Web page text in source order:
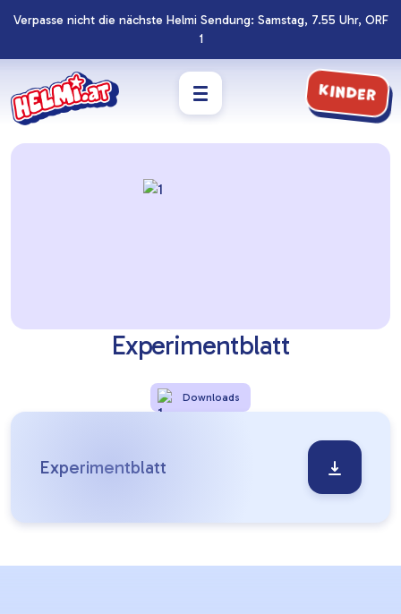
Navigation
Zum
Verpasse nicht die nächste Helmi Sendung: Samstag, 7.55 Uhr, ORF
1
Kinder
Experimentblatt
Downloads
Experimentblatt